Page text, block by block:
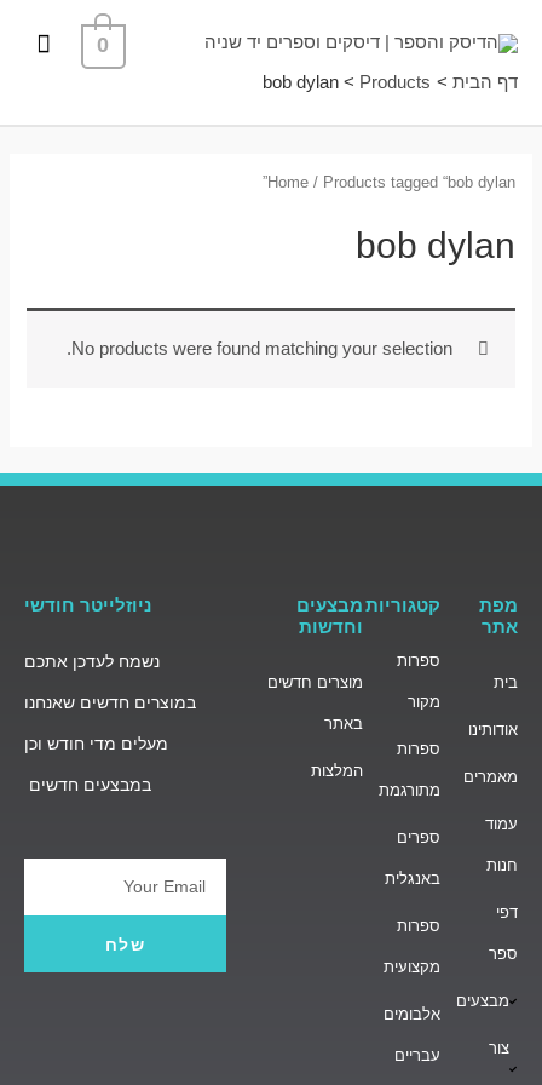
0
דף הבית Products
bob dylan
Home/ Products tagged “bob dylan”
bob dylan
No products were found matching your selection.
מפת
אתר
בית
אודותינו
מאמרים
עמוד
חנות
דפי
ספר
מבצעים
צור
קטגוריות
ספרות
מקור
ספרות
מתורגמת
ספרים
באנגלית
ספרות
מקצועית
אלבומים
עבריים
מבצעים
וחדשות
מוצרים חדשים
באתר
המלצות
ניוזלייטר חודשי
נשמח לעדכן אתכם
במוצרים חדשים שאנחנו
מעלים מדי חודש וכן
במבצעים חדשים
Email
שלח